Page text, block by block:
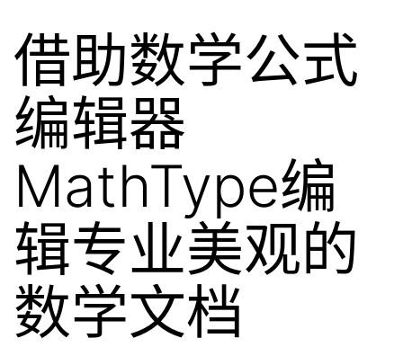
借助数学公式
编辑器
MathType编
辑专业美观的
数学文档